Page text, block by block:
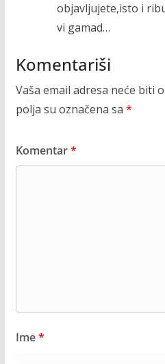
objavljujete,isto i
vi gamad…
Komentariši
Vaša email adresa neće biti
polja su označena sa *
Komentar*
Ime*